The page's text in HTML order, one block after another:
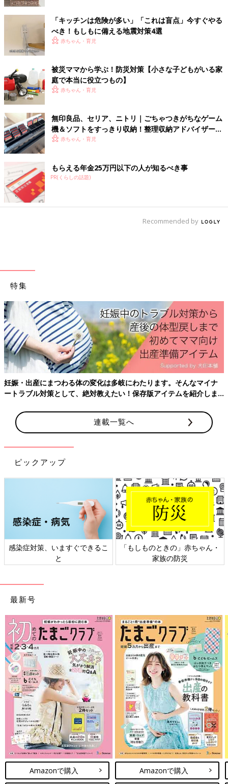
大切な生活習慣は非常時でもできれば欠かしたくありませんよ
ね。歯みがきシートは貴重な水を使わずに歯のお手入れができま
す。また、洗面所などへ行かずにその場で使えるので、ぜひ持っ
ておきたいアイテム。12枚入りでかさばらない量なので、家族全
この投稿をInstagramで見る
house_okinawaさん(@house_okinawa)がシェアした投稿
-
@house_okinawaさんが非常用に購入したのはこちらの「手回し
ら…」と考えたときに、これは必要だと思ったそうです。見た目
「キッチンは危険が多い」「これは盲点」今すぐやる
べき！もしもに備える地震対策4選
赤ちゃん・育児
被災ママから学ぶ！防災対策【小さな子どもがいる家
庭で本当に役立つもの】
赤ちゃん・育児
無印良品、セリア、ニトリ｜ごちゃつきがちなゲーム
機＆ソフトをすっきり収納！整理収納アドバイザーも
おすすめのアイテム4選
赤ちゃん・育児
もらえる年金25万円以下の人が知るべき事
PR(くらしの話題)
Recommended by
特集
妊娠・出産にまつわる体の変化は多岐にわたります。そんなマイナ
ートラブル対策として、絶対教えたい！保存版アイテムを紹介しま
連載一覧へ
ピックアップ
感染症対策、いますぐできるこ
と
「もしものときの」赤ちゃん・
家族の防災
最新号
Amazonで購入 Amazonで購入